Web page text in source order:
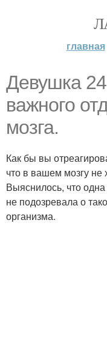
главная
Девушка
важного
мозга.
Как бы вы
что в вашем мозгу не
Выяснилось, что
не подозревала о
организма.